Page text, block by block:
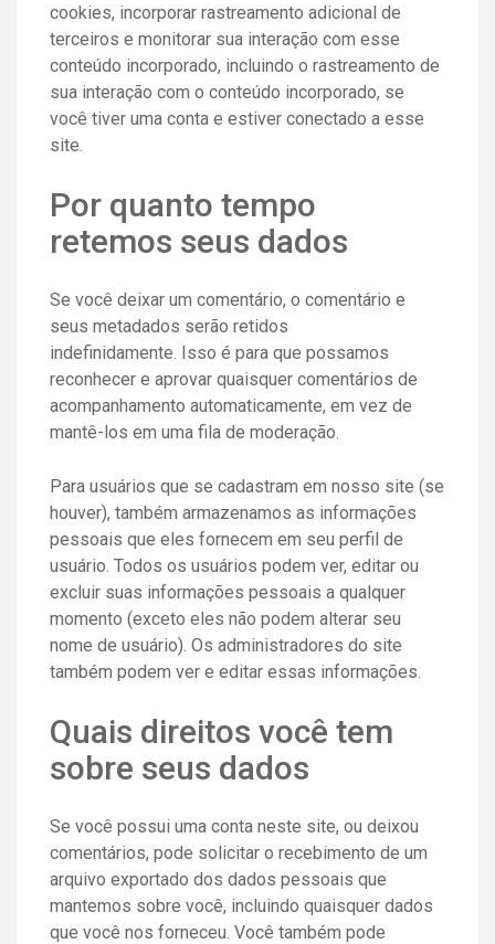
cookies, incorporar rastreamento adicional de
terceiros e monitorar sua interação com esse
conteúdo incorporado, incluindo o rastreamento de
sua interação com o conteúdo incorporado, se
você tiver uma conta e estiver conectado a esse
site.
Por quanto tempo
retemos seus dados
Se você deixar um comentário, o comentário e
seus metadados serão retidos
indefinidamente. Isso é para que possamos
reconhecer e aprovar quaisquer comentários de
acompanhamento automaticamente, em vez de
mantê-los em uma fila de moderação.
Para usuários que se cadastram em nosso site (se
houver), também armazenamos as informações
pessoais que eles fornecem em seu perfil de
usuário. Todos os usuários podem ver, editar ou
excluir suas informações pessoais a qualquer
momento (exceto eles não podem alterar seu
nome de usuário). Os administradores do site
também podem ver e editar essas informações.
Quais direitos você tem
sobre seus dados
Se você possui uma conta neste site, ou deixou
comentários, pode solicitar o recebimento de um
arquivo exportado dos dados pessoais que
mantemos sobre você, incluindo quaisquer dados
que você nos forneceu. Você também pode